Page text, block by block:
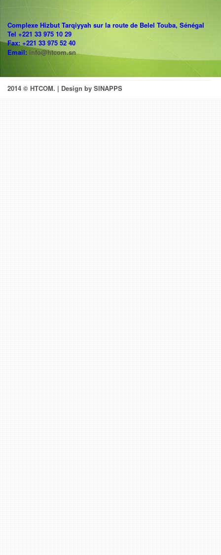
Complexe Hizbut Tarqiyyah sur la route de Belel Touba, Sénégal
Tel +221 33 975 10 29
Fax: +221 33 975 52 40
Email: info@htcom.sn
2014 © HTCOM. | Design by SINAPPS